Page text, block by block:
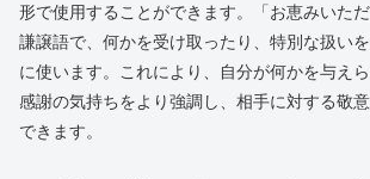
形で使用することができます。「お恵みいた
謙譲語で、何かを受け取ったり、特別な扱い
に使います。これにより、自分が何かを与え
感謝の気持ちをより強調し、相手に対する敬
できます。